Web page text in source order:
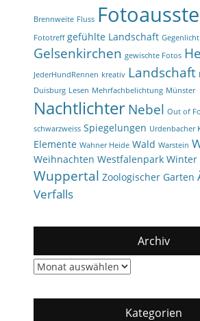
Brennweite Fluss
Fototreff gefühlte Landschaft Gegenlicht
Gelsenkirchen gewischte Fotos
JederHundRennen kreativ Landschaft
Duisburg Lesen Mehrfachbelichtung Münster
NachtlichterNebel Out of
schwarzweiss Spiegelungen Urdenbacher
Elemente Wahner Heide Wald Warstein
Weihnachten Westfalenpark Winter
Wuppertal Zoologischer Garten
Verfalls
Archiv
Archiv
Kategorien